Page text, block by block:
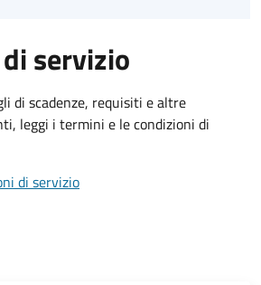
servizio
di scadenze, requisiti e altre
leggi i termini e le condizioni di
di servizio